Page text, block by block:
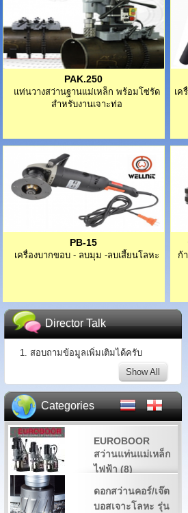
PAK.250
แท่นวางสว่านฐานแม่เหล็ก พร้อมโซ่รัด
สำหรับงานเจาะท่อ
เค
PB-15
เครื่องบากขอบ - ลบมุม -ลบเสี้ยนโลหะ
ก้
Director Talk
1. สอบถามข้อมูลเพิ่มเติมได้ครับ
Show All
Categories
EUROBOOR
สว่านแท่นแม่เหล็ก
ไฟฟ้า (8)
ดอกสว่านคอร์/เจ๊ต
บอสเจาะโลหะ รุ่น